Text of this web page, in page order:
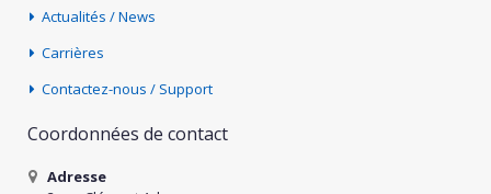
Actualités / News
Carrières
Contactez-nous / Support
Coordonnées de contact
Adresse